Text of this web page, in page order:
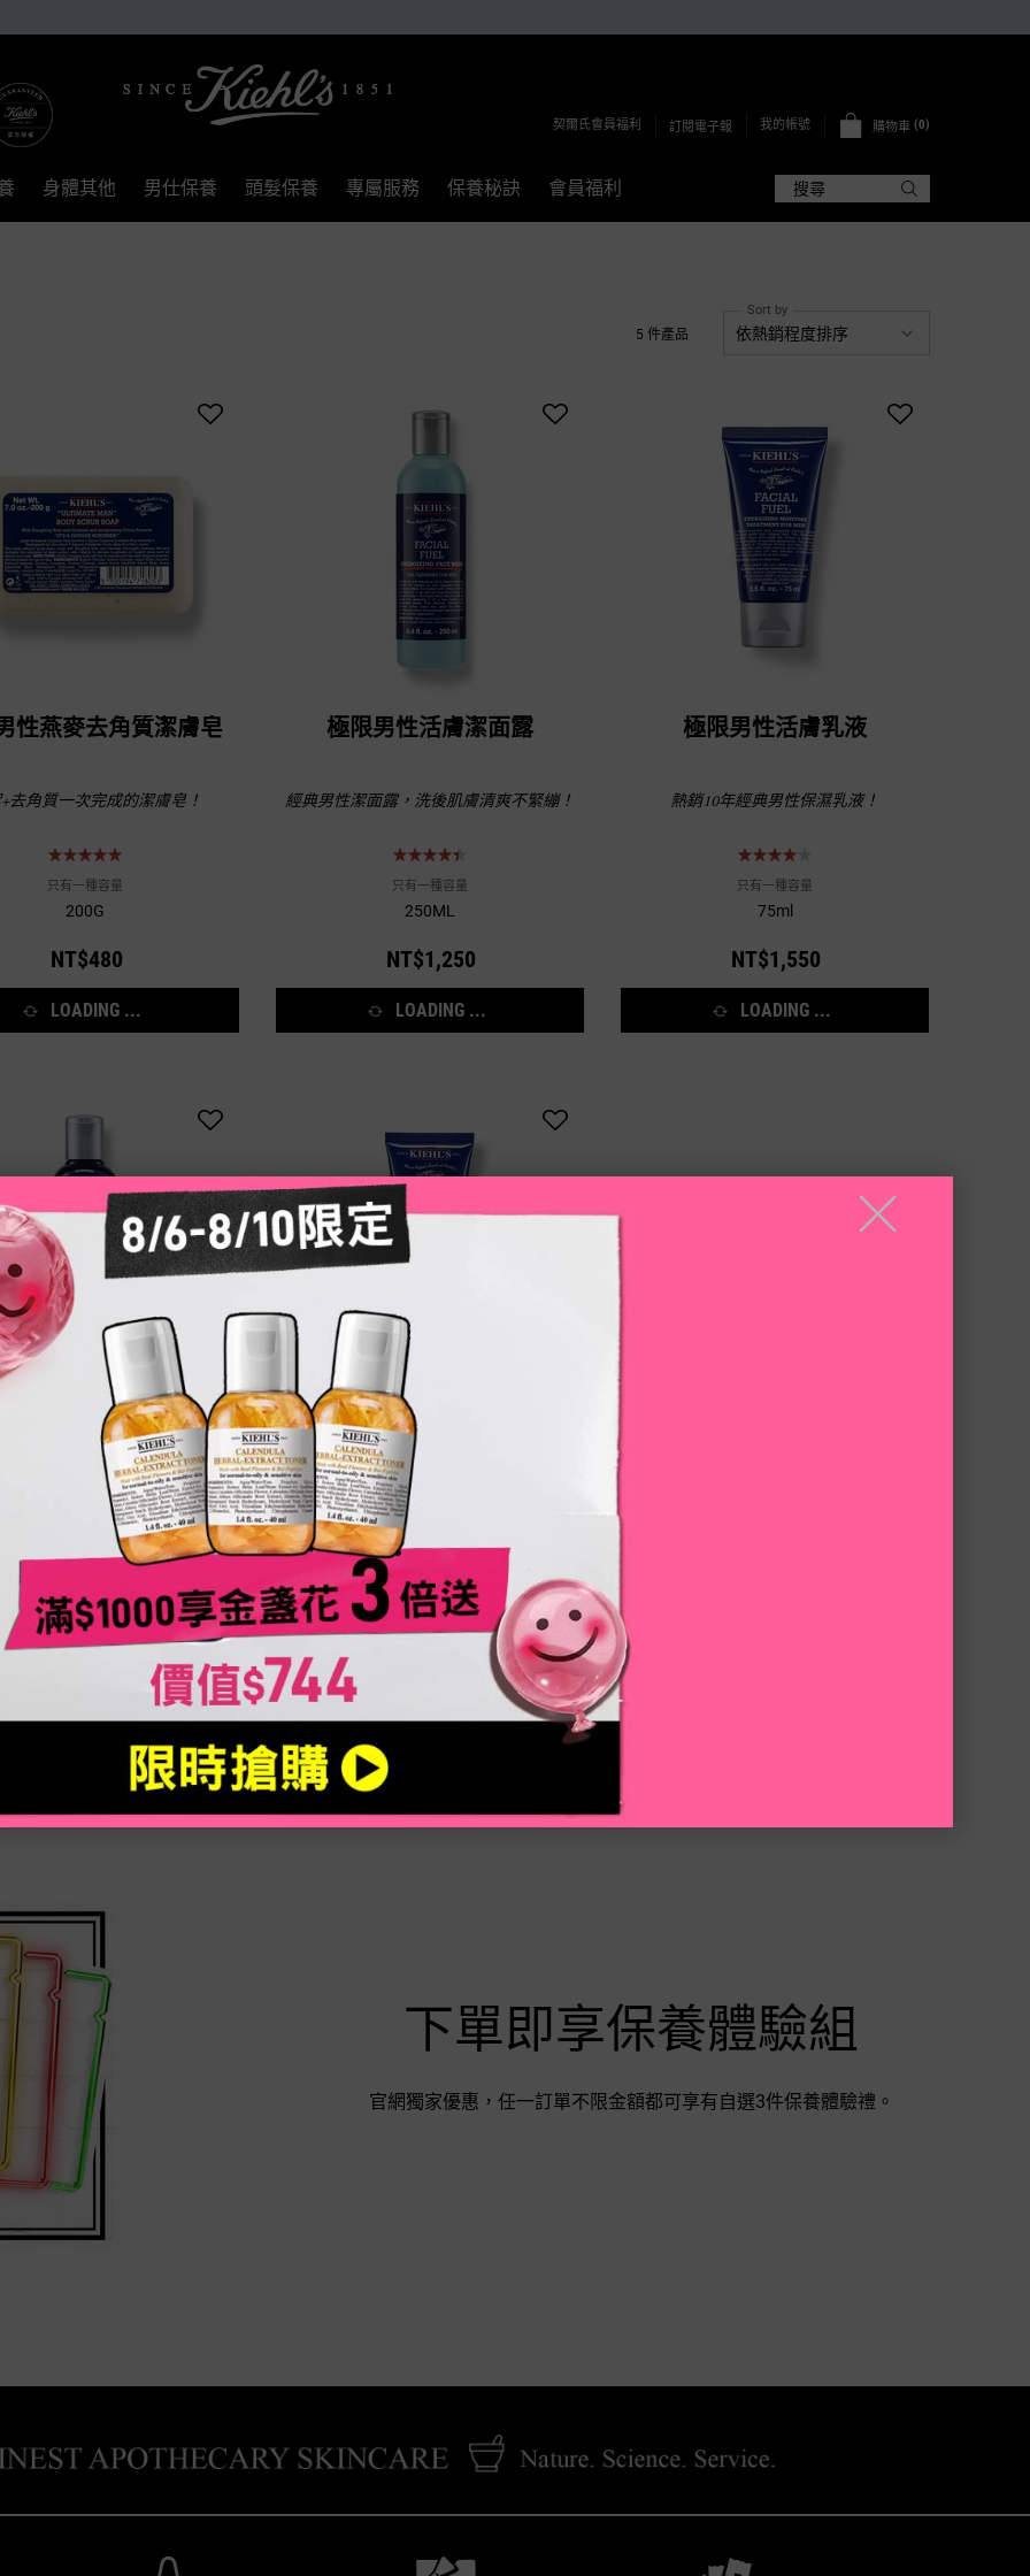
契爾氏會員福利 訂閱電子報 我的帳號 購物車 0
0 PRODUCT IN CART
身體其他 男仕保養 頭髮保養 專屬服務 保養秘訣 會員福利 搜尋
5 件產品
Sort by
性燕麥去角質潔膚皂
去角質一次完成的潔膚皂！
只有一種容量
200G
NT$480
LOADING ...
極限男性活膚潔面露
經典男性潔面露，洗後肌膚清爽不緊繃！
只有一種容量
250ML
NT$1,250
LOADING ...
極限男性活膚乳液
熱銷10年經典男性保濕乳液！
只有一種容量
75ml
NT$1,550
LOADING ...
極限男性活膚露
化妝水！清爽保濕配方溫和
只有一種容量
250ML
LOADING ...
極限男性活膚去角質潔面霜
天然去角質顆粒，洗後肌膚平滑柔嫩又細
只有一種容量
100ml
LOADING ...
下單即享保養體驗組
官網獨家優惠，任一訂單不限金額都可享有自選3件保養體驗禮。
╳